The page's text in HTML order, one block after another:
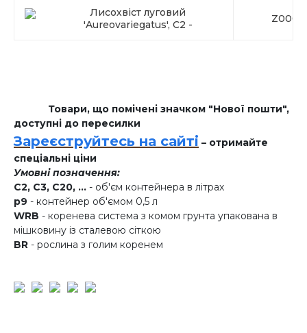
Лисохвіст луговий
'Aureovariegatus', C2 -
Товари, що помічені значком "Нової пошти",
доступні до пересилки
Зареєструйтесь на сайті – отримайте
спеціальні ціни
Умовні позначення:
C2, C3, C20, ... - об'єм контейнера в літрах
p9 - контейнер об'ємом 0,5 л
WRB - коренева система з комом грунта упакована в
мішковину із сталевою сіткою
BR - рослина з голим коренем